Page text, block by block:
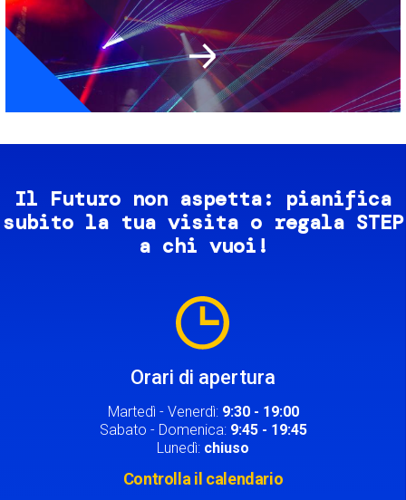
Il Futuro non aspetta: pianifica
subito la tua visita o regala STEP
a chi vuoi!
Orari di apertura
Martedì - Venerdì: 9:30 - 19:00
Sabato - Domenica: 9:45 - 19:45
Lunedì: chiuso
Controlla il calendario